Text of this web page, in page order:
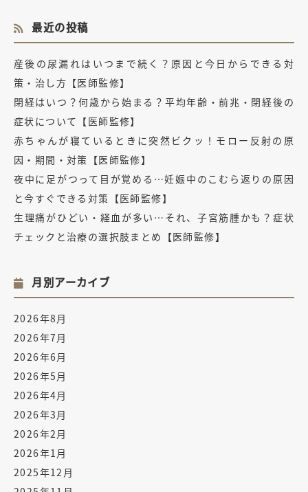
最近の投稿
産後の尿漏れはいつまで続く？原因と今日からできる対
策・治し方【医師監修】
閉経はいつ？何歳から始まる？平均年齢・前兆・閉経後の
症状について【医師監修】
赤ちゃんが寝ているときに突然ビクッ！モロー反射の原
因・期間・対策【医師監修】
夜中に足がつって目が覚める…妊娠中のこむら返りの原因
と今すぐできる対策【医師監修】
生理痛がひどい・経血が多い…それ、子宮筋腫かも？症状
チェックと治療の選択肢まとめ【医師監修】
月別アーカイブ
2026年8月
2026年7月
2026年6月
2026年5月
2026年4月
2026年3月
2026年2月
2026年1月
2025年12月